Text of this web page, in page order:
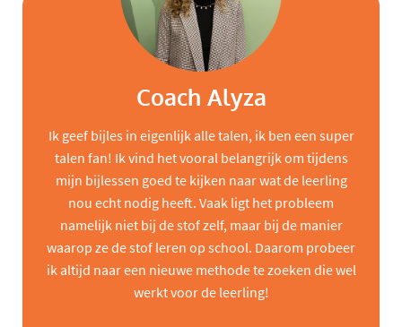
Coach Alyza
Ik geef bijles in eigenlijk alle talen, ik ben een super
talen fan! Ik vind het vooral belangrijk om tijdens
mijn bijlessen goed te kijken naar wat de leerling
nou echt nodig heeft. Vaak ligt het probleem
namelijk niet bij de stof zelf, maar bij de manier
waarop ze de stof leren op school. Daarom probeer
ik altijd naar een nieuwe methode te zoeken die wel
werkt voor de leerling!